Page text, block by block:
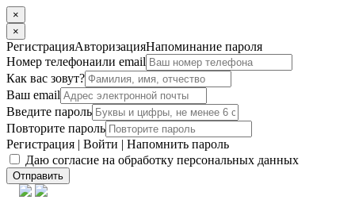
×
×
РегистрацияАвторизацияНапоминание пароля
Номер телефонаили email
Как вас зовут?
Ваш email
Введите пароль
Повторите пароль
Регистрация | Войти | Напомнить пароль
Даю согласие на обработку персональных данных
Отправить